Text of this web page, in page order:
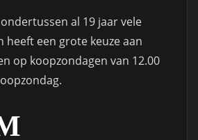
al 19 jaar vele
heeft een grote keuze aan
op koopzondagen van 12.00